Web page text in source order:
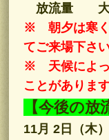
放流量 大
※ 朝夕は寒く
てご来場下さい
※ 天候によっ
ことがありま
【今後の放
11月 2日（木